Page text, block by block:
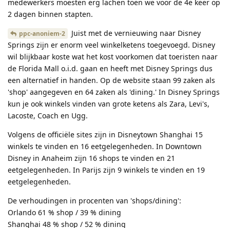
medewerkers moesten erg lachen toen we voor de 4e keer op
2 dagen binnen stapten.
ppc-anoniem-2
Juist met de vernieuwing naar Disney
Springs zijn er enorm veel winkelketens toegevoegd. Disney
wil blijkbaar koste wat het kost voorkomen dat toeristen naar
de Florida Mall o.i.d. gaan en heeft met Disney Springs dus
een alternatief in handen. Op de website staan 99 zaken als
'shop' aangegeven en 64 zaken als 'dining.' In Disney Springs
kun je ook winkels vinden van grote ketens als Zara, Levi's,
Lacoste, Coach en Ugg.
Volgens de officiële sites zijn in Disneytown Shanghai 15
winkels te vinden en 16 eetgelegenheden. In Downtown
Disney in Anaheim zijn 16 shops te vinden en 21
eetgelegenheden. In Parijs zijn 9 winkels te vinden en 19
eetgelegenheden.
De verhoudingen in procenten van 'shops/dining':
Orlando 61 % shop / 39 % dining
Shanghai 48 % shop / 52 % dining